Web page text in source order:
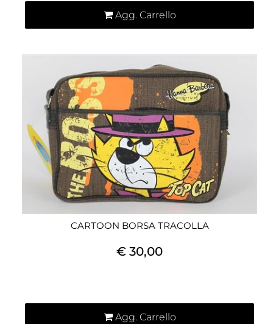
Agg. Carrello
CARTOON BORSA TRACOLLA
€ 30,00
Agg. Carrello